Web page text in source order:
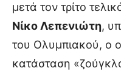
μετά τον τρίτο
Νίκο Λεπενιώτη,
του Ολυμπιακού, ο
κατάσταση